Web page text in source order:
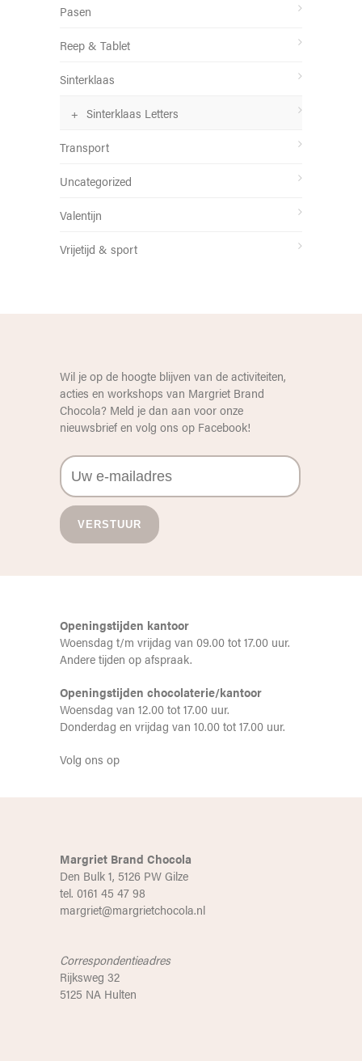
Pasen
Reep & Tablet
Sinterklaas
Sinterklaas Letters
Transport
Uncategorized
Valentijn
Vrijetijd & sport
Wil je op de hoogte blijven van de activiteiten,
acties en workshops van Margriet Brand
Chocola? Meld je dan aan voor onze
nieuwsbrief en volg ons op Facebook!
Openingstijden kantoor
Woensdag t/m vrijdag van 09.00 tot 17.00 uur.
Andere tijden op afspraak.
Openingstijden chocolaterie/kantoor
Woensdag van 12.00 tot 17.00 uur.
Donderdag en vrijdag van 10.00 tot 17.00 uur.
Volg ons op
Margriet Brand Chocola
Den Bulk 1, 5126 PW Gilze
tel. 0161 45 47 98
margriet@margrietchocola.nl
Correspondentieadres
Rijksweg 32
5125 NA Hulten